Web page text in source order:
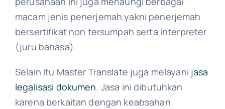
macam jenis penerjemah yakni penerjemah
bersertifikat non tersumpah serta interpreter
(juru bahasa).
Selain itu Master Translate juga melayani jasa
legalisasi dokumen. Jasa ini dibutuhkan
karena berkaitan dengan keabsahan